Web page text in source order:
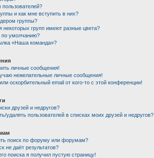
пользователей?
и как мне вступить в них?
группы?
некоторых групп имеют разные цвета?
по умолчанию?
«Наша команда»?
личные сообщения!
нежелательные личные сообщения!
оскорбительный email от кого-то с этой конференции!
друзей и недругов?
удалять пользователей в списках моих друзей и недругов?
поиск по форуму или форумам?
не даёт результатов?
поиска я получил пустую страницу!